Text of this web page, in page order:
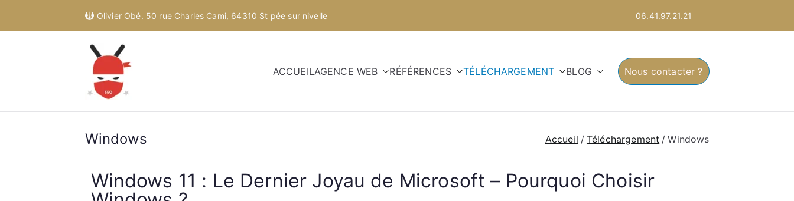
Olivier Obé. 50 rue Charles Cami, 64310 St pée sur nivelle 06.41.97.21.21
ACCUEILAGENCE WEB RÉFÉRENCES TÉLÉCHARGEMENT BLOG Nous contacter ?
Windows Accueil Téléchargement Windows
Windows 11 : Le Dernier Joyau de Microsoft – Pourquoi Choisir